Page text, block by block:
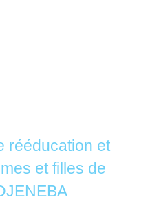
rééducation et
et filles de